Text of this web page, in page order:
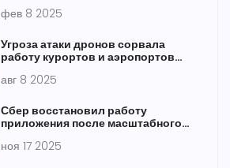
фев 8 2025
Угроза атаки дронов сорвала
работу курортов и аэропортов
авг 8 2025
Сбер восстановил работу
приложения после масштабного
клиентов
ноя 17 2025